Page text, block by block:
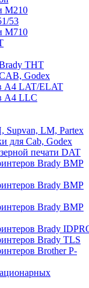
M210
53
M710
THT
Godex
А4 LAT/ELAT
А4 LLC
Supvan, LM, Partex
для Cab, Godex
печати DAT
Brady BMP
Brady BMP
Brady BMP
Brady
Brady TLS
Brother P-